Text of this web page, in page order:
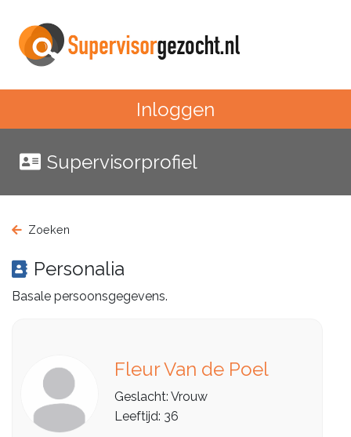
Inloggen
Supervisorprofiel
Zoeken
Personalia
Basale persoonsgegevens.
Fleur Van de Poel
Geslacht: Vrouw
Leeftijd: 36